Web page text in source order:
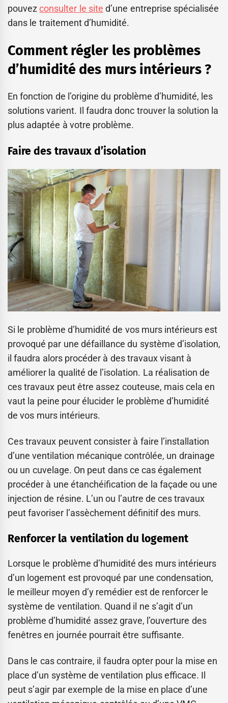
pouvezconsulter le site d’une entreprise spécialisée
dans le traitement d’humidité.
Comment régler les problèmes
d’humidité des murs intérieurs ?
En fonction de l’origine du problème d’humidité, les
solutions varient. Il faudra donc trouver la solution la
plus adaptée à votre problème.
Faire des travaux d’isolation
Si le problème d’humidité de vos murs intérieurs est
provoqué par une défaillance du système d’isolation,
il faudra alors procéder à des travaux visant à
améliorer la qualité de l’isolation. La réalisation de
ces travaux peut être assez couteuse, mais cela en
vaut la peine pour élucider le problème d’humidité
de vos murs intérieurs.
Ces travaux peuvent consister à faire l’installation
d’une ventilation mécanique contrôlée, un drainage
ou un cuvelage. On peut dans ce cas également
procéder à une étanchéification de la façade ou une
injection de résine. L’un ou l’autre de ces travaux
peut favoriser l’assèchement définitif des murs.
Renforcer la ventilation du logement
Lorsque le problème d’humidité des murs intérieurs
d’un logement est provoqué par une condensation,
le meilleur moyen d’y remédier est de renforcer le
système de ventilation. Quand il ne s’agit d’un
problème d’humidité assez grave, l’ouverture des
fenêtres en journée pourrait être suffisante.
Dans le cas contraire, il faudra opter pour la mise en
place d’un système de ventilation plus efficace. Il
peut s’agir par exemple de la mise en place d’une